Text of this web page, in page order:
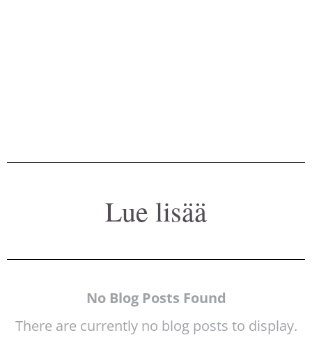
Lue lisää
No Blog Posts Found
There are currently no blog posts to display.